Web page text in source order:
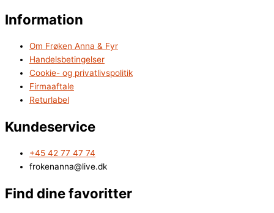
Information
Om Frøken Anna & Fyr
Handelsbetingelser
Cookie- og privatlivspolitik
Firmaaftale
Returlabel
Kundeservice
+45 42 77 47 74
frokenanna@live.dk
Find dine favoritter